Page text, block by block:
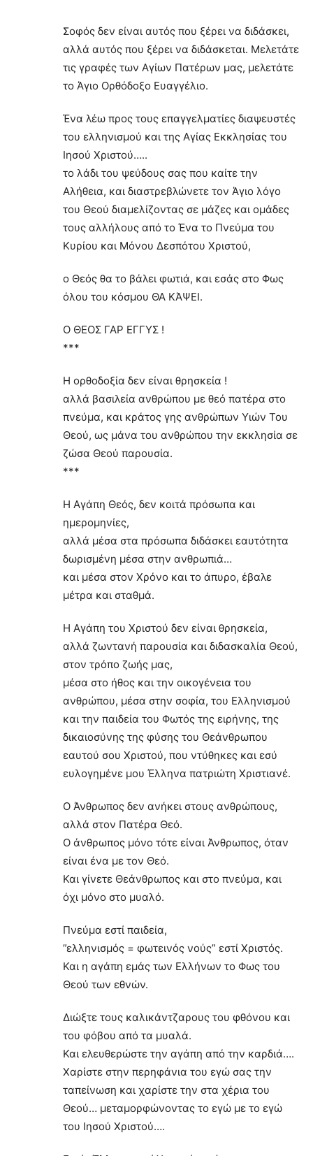
Σοφός δεν είναι αυτός που ξέρει να διδάσκει,
αλλά αυτός που ξέρει να διδάσκεται. Μελετάτε
τις γραφές των Αγίων Πατέρων μας, μελετάτε
το Άγιο Ορθόδοξο Ευαγγέλιο.
Ένα λέω προς τους επαγγελματίες διαψευστές
του ελληνισμού και της Αγίας Εκκλησίας του
Ιησού Χριστού…..
το λάδι του ψεύδους σας που καίτε την
Αλήθεια, και διαστρεβλώνετε τον Άγιο λόγο
του Θεού διαμελίζοντας σε μάζες και ομάδες
τους αλλήλους από το Ένα το Πνεύμα του
Κυρίου και Μόνου Δεσπότου Χριστού,
ο Θεός θα το βάλει φωτιά, και εσάς στο Φως
όλου του κόσμου ΘΑ ΚΆΨΕΙ.
Ο ΘΕΟΣ ΓΑΡ ΕΓΓΥΣ !
***
Η ορθοδοξία δεν είναι θρησκεία !
αλλά βασιλεία ανθρώπου με θεό πατέρα στο
πνεύμα, και κράτος γης ανθρώπων Υιών Του
Θεού, ως μάνα του ανθρώπου την εκκλησία σε
ζώσα Θεού παρουσία.
***
Η Αγάπη Θεός, δεν κοιτά πρόσωπα και
ημερομηνίες,
αλλά μέσα στα πρόσωπα διδάσκει εαυτότητα
δωρισμένη μέσα στην ανθρωπιά…
και μέσα στον Χρόνο και το άπυρο, έβαλε
μέτρα και σταθμά.
Η Αγάπη του Χριστού δεν είναι θρησκεία,
αλλά ζωντανή παρουσία και διδασκαλία Θεού,
στον τρόπο ζωής μας,
μέσα στο ήθος και την οικογένεια του
ανθρώπου, μέσα στην σοφία, του Ελληνισμού
και την παιδεία του Φωτός της ειρήνης, της
δικαιοσύνης της φύσης του Θεάνθρωπου
εαυτού σου Χριστού, που ντύθηκες και εσύ
ευλογημένε μου Έλληνα πατριώτη Χριστιανέ.
Ο Άνθρωπος δεν ανήκει στους ανθρώπους,
αλλά στον Πατέρα Θεό.
Ο άνθρωπος μόνο τότε είναι Άνθρωπος, όταν
είναι ένα με τον Θεό.
Και γίνετε Θεάνθρωπος και στο πνεύμα, και
όχι μόνο στο μυαλό.
Πνεύμα εστί παιδεία,
”ελληνισμός = φωτεινός νούς” εστί Χριστός.
Και η αγάπη εμάς των Ελλήνων το Φως του
Θεού των εθνών.
Διώξτε τους καλικάντζαρους του φθόνου και
του φόβου από τα μυαλά.
Και ελευθερώστε την αγάπη από την καρδιά….
Χαρίστε στην περηφάνια του εγώ σας την
ταπείνωση και χαρίστε την στα χέρια του
Θεού… μεταμορφώνοντας το εγώ με το εγώ
του Ιησού Χριστού….